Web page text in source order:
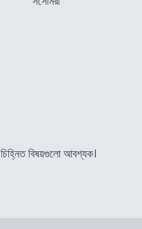
চিহ্নিত বিষয়গুলো আবশ্যক।